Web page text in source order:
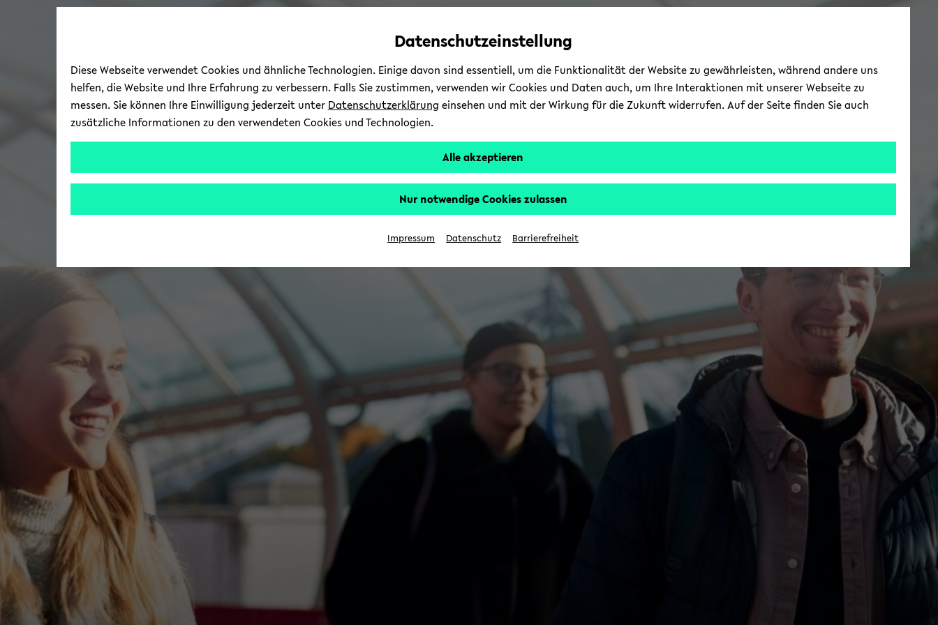
Automatische
vermeiden
zum
wechseln
zum
wechseln
zum
wechseln
Datenschutzeinstellung
Diese Webseite verwendet Cookies und ähnliche Technologien. Einige davon sind essentiell, um die Funktionalität der Website zu gewährleisten, während andere uns
helfen, die Website und Ihre Erfahrung zu verbessern. Falls Sie zustimmen, verwenden wir Cookies und Daten auch, um Ihre Interaktionen mit unserer Webseite zu
messen. Sie können Ihre Einwilligung jederzeit unter Datenschutzerklärung einsehen und mit der Wirkung für die Zukunft widerrufen. Auf der Seite finden Sie auch
zusätzliche Informationen zu den verwendeten Cookies und Technologien.
Alle akzeptieren
Nur notwendige Cookies zulassen
Impressum Datenschutz Barrierefreiheit